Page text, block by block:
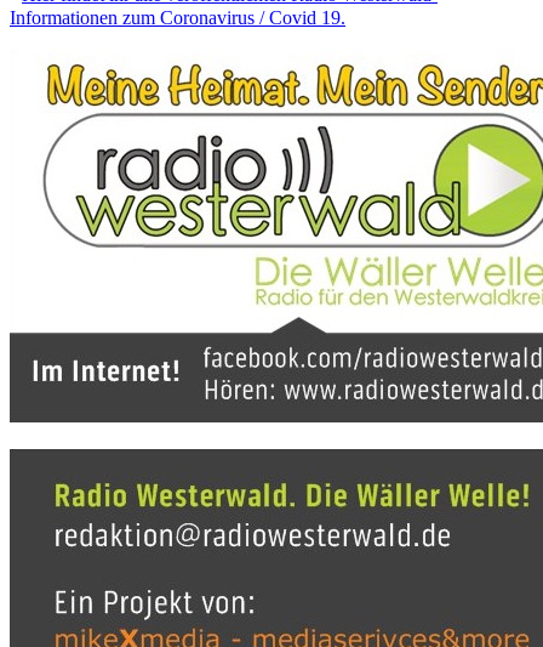
Informationen zum Coronavirus / Covid 19.